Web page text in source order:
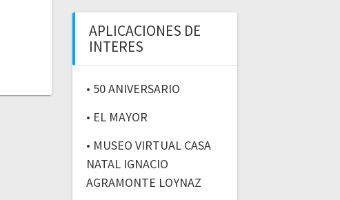
APLICACIONES DE
INTERES
• 50 ANIVERSARIO
• EL MAYOR
• MUSEO VIRTUAL CASA
NATAL IGNACIO
AGRAMONTE LOYNAZ